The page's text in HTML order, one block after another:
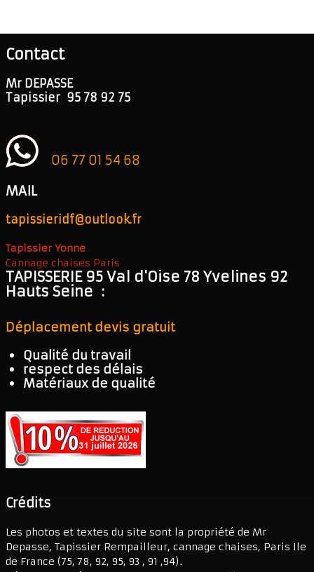
Contact
Mr DEPASSE
Tapissier 95 78 92 75
06 77 01 54 68
MAIL
tapissieridf@outlook.fr
Tapissier Yonne
Cannage chaises Paris
TAPISSERIE 95 Val d'Oise 78 Yvelines 92
Hauts Seine :
Déplacement devis gratuit
Qualité du travail
respect des délais
Matériaux de qualité
Crédits
Les photos et textes du site sont la propriété de Mr
Depasse, Tapissier Rempailleur, cannage chaises, Paris Ile
de France (75, 78, 92, 95, 93 , 91 ,94).